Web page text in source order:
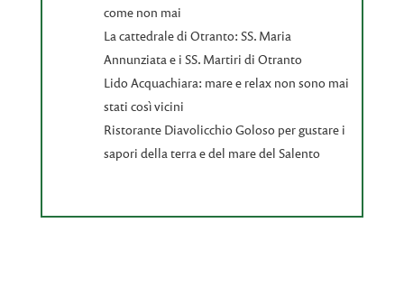
come non mai
La cattedrale di Otranto: SS. Maria
Annunziata e i SS. Martiri di Otranto
Lido Acquachiara: mare e relax non sono mai
stati così vicini
Ristorante Diavolicchio Goloso per gustare i
sapori della terra e del mare del Salento